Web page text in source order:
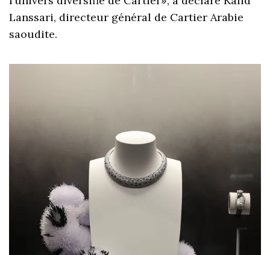
Lanssari, directeur général de Cartier Arabie
saoudite.